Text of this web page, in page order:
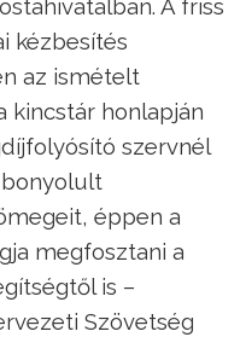
A friss
kézbesítés
az ismételt
kincstár honlapján
szervnél
bonyolult
éppen a
megfosztani a
is –
Szövetség